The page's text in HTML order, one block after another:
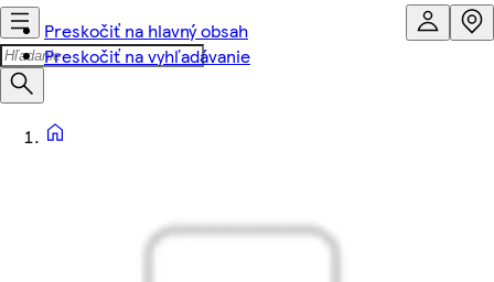
Preskočiť na hlavný obsah
Preskočiť na vyhľadávanie